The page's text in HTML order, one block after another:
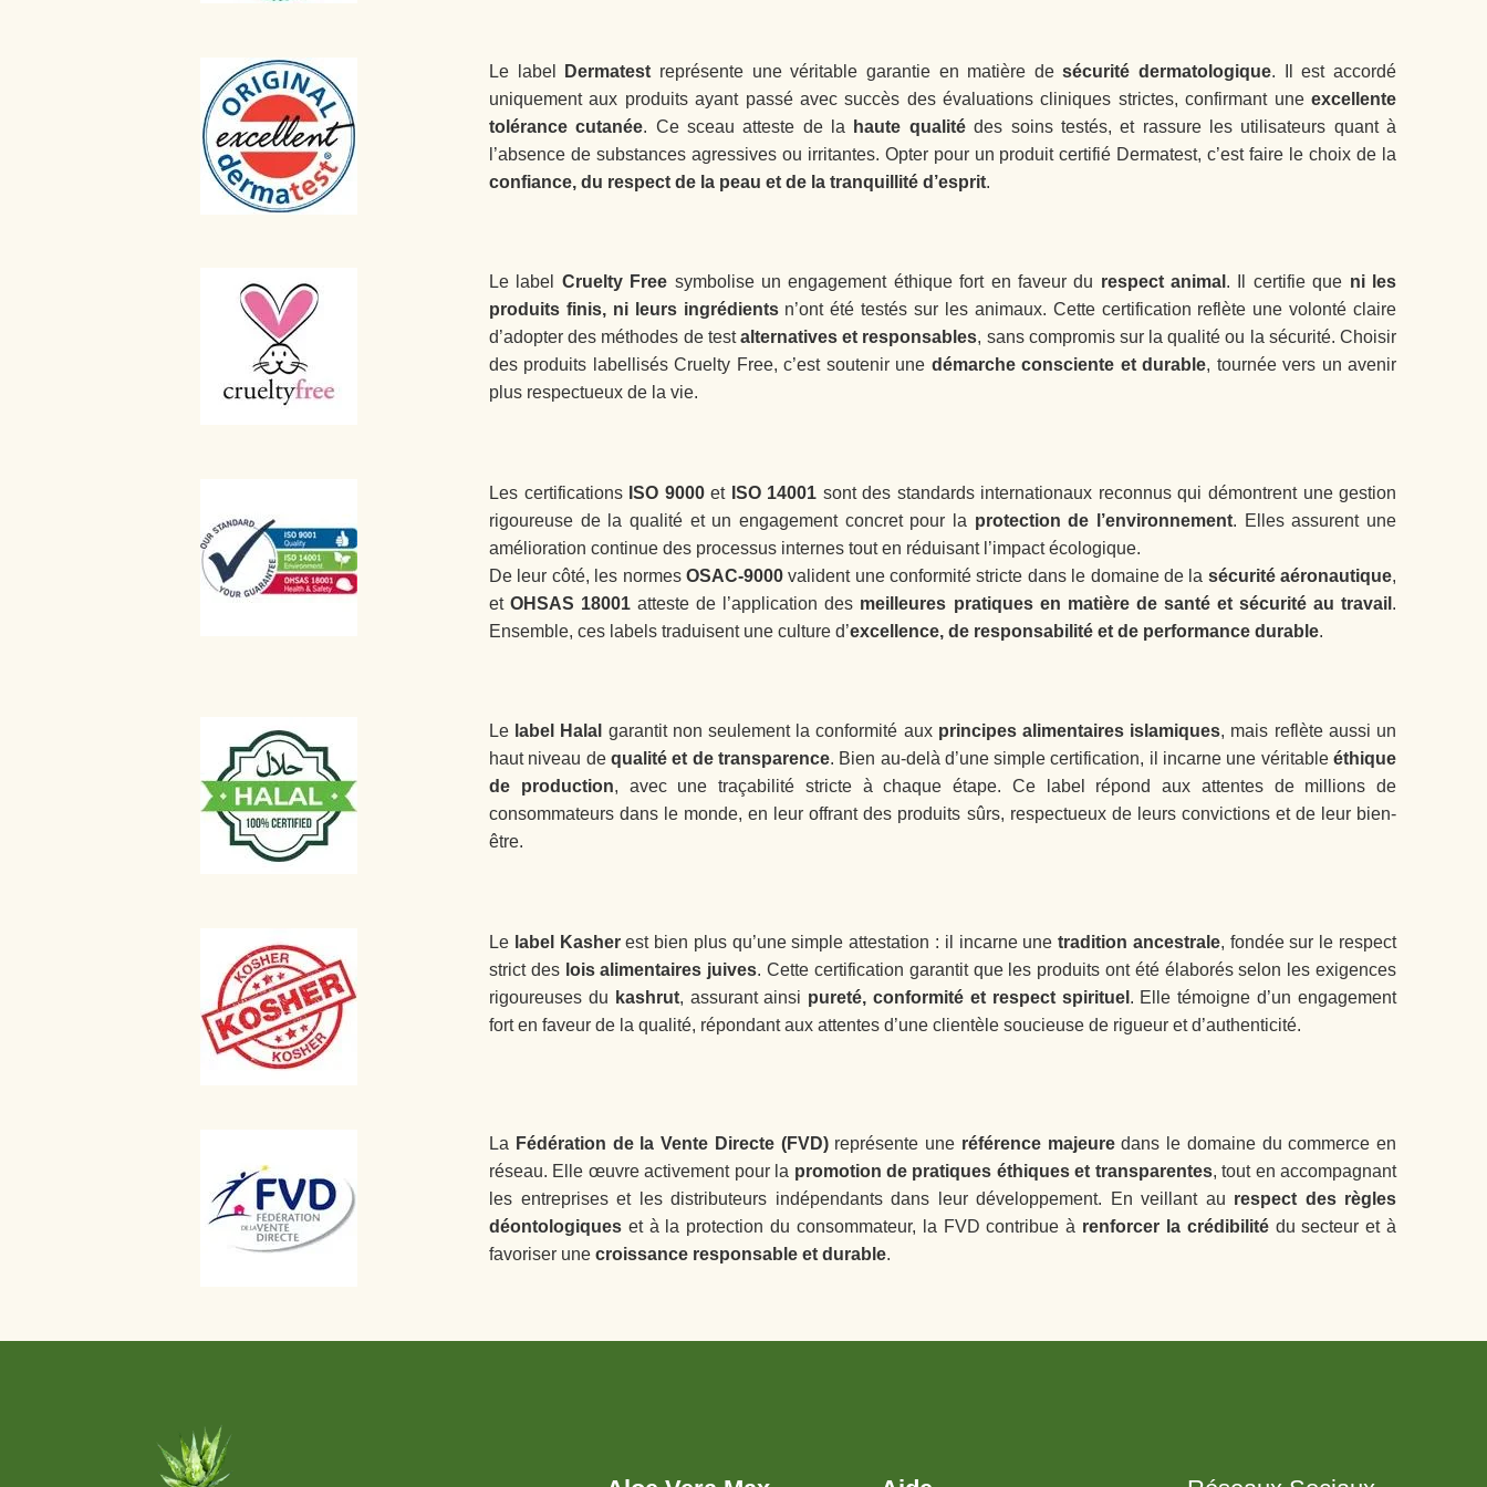
Le label Dermatest représente une véritable garantie en matière desécurité dermatologique. Il est accordé
uniquement aux produits ayant passé avec succès des évaluations cliniques strictes, confirmant une excellente
tolérance cutanée. Ce sceau atteste de la haute qualitédes soins testés, et rassure les utilisateurs quant à
l’absence de substances agressives ou irritantes. Opter pour un produit certifié Dermatest, c’est faire le choix de la
confiance, du respect de la peau et de la tranquillité d’esprit.
Le label Cruelty Free symbolise un engagement éthique fort en faveur du respect animal . Il certifie que ni les
produits finis, ni leurs ingrédientsn’ont été testés sur les animaux. Cette certification reflète une volonté claire
d’adopter des méthodes de testalternatives et responsables, sans compromis sur la qualité ou la sécurité. Choisir
des produits labellisés Cruelty Free, c’est soutenir une démarche consciente et durable, tournée vers un avenir
plus respectueux de la vie.
Les certifications ISO 9000et ISO 14001 sont des standards internationaux reconnus qui démontrent une gestion
rigoureuse de la qualité et un engagement concret pour la protection de l’environnement. Elles assurent une
amélioration continue des processus internes tout en réduisant l’impact écologique.
De leur côté, les normes OSAC-9000valident une conformité stricte dans le domaine de la sécurité aéronautique,
etOHSAS 18001 atteste de l’application des meilleures pratiques en matière de santé et sécurité au travail .
Ensemble, ces labels traduisent une culture d’excellence, de responsabilité et de performance durable.
Le label Halal garantit non seulement la conformité aux principes alimentaires islamiques, mais reflète aussi un
haut niveau de qualité et de transparence. Bien au-delà d’une simple certification, il incarne une véritable éthique
de production, avec une traçabilité stricte à chaque étape. Ce label répond aux attentes de millions de
consommateurs dans le monde, en leur offrant des produits sûrs, respectueux de leurs convictions et de leur bien-
être.
Le label Kasherest bien plus qu’une simple attestation : il incarne unetradition ancestrale, fondée sur le respect
strict des lois alimentaires juives. Cette certification garantit que les produits ont été élaborés selon les exigences
rigoureuses du kashrut, assurant ainsi pureté, conformité et respect spirituel . Elle témoigne d’un engagement
fort en faveur de la qualité, répondant aux attentes d’une clientèle soucieuse de rigueur et d’authenticité.
La Fédération de la Vente Directe (FVD)représente une référence majeuredans le domaine du commerce en
réseau. Elle œuvre activement pour la promotion de pratiques éthiques et transparentes, tout en accompagnant
les entreprises et les distributeurs indépendants dans leur développement. En veillant au respect des règles
déontologiques et à la protection du consommateur, la FVD contribue à renforcer la crédibilitédu secteur et à
favoriser une croissance responsable et durable.